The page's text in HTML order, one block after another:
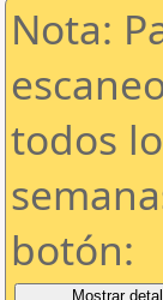
Nota:
todos
botón: